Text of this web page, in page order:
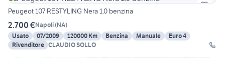
Peugeot 107 RESTYLING Nera 1.0 benzina
2.700 €Napoli(NA)
Usato
07/2009 120000 Km Benzina Manuale
Euro 4
Rivenditore CLAUDIO SOLLO